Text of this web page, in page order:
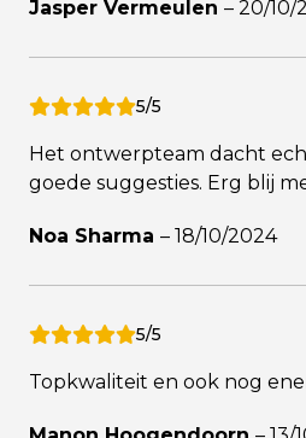
Jasper Vermeulen – 20/10/
5/5
Het ontwerpteam dacht
goede suggesties. Erg blij
Noa Sharma – 18/10/2024
5/5
Topkwaliteit en ook nog